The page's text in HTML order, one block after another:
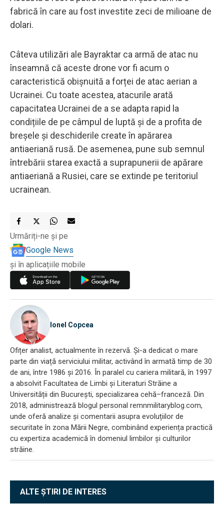
fabrică în care au fost investite zeci de milioane de
dolari.
Câteva utilizări ale Bayraktar ca armă de atac nu
înseamnă că aceste drone vor fi acum o
caracteristică obișnuită a forței de atac aerian a
Ucrainei. Cu toate acestea, atacurile arată
capacitatea Ucrainei de a se adapta rapid la
condițiile de pe câmpul de luptă și de a profita de
breșele și deschiderile create în apărarea
antiaeriană rusă. De asemenea, pune sub semnul
întrebării starea exactă a suprapunerii de apărare
antiaeriană a Rusiei, care se extinde pe teritoriul
ucrainean.
Urmăriți-ne și pe
Google News
și în aplicațiile mobile
Ionel Copcea
Ofițer analist, actualmente în rezervă. Și-a dedicat o mare
parte din viață serviciului militar, activând în armată timp de 30
de ani, între 1986 și 2016. În paralel cu cariera militară, în 1997
a absolvit Facultatea de Limbi și Literaturi Străine a
Universității din București, specializarea cehă–franceză. Din
2018, administrează blogul personal remnmilitaryblog.com,
unde oferă analize și comentarii asupra evoluțiilor de
securitate în zona Mării Negre, combinând experiența practică
cu expertiza academică în domeniul limbilor și culturilor
străine.
ALTE ȘTIRI DE INTERES